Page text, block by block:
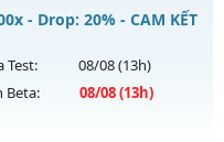
chủ
- Drop: 20% - CAM KẾT
Test: 08/08(13h)
Beta: 08/08(13h)